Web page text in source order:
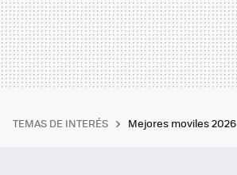
TEMAS DE INTERÉS Mejores moviles 2026